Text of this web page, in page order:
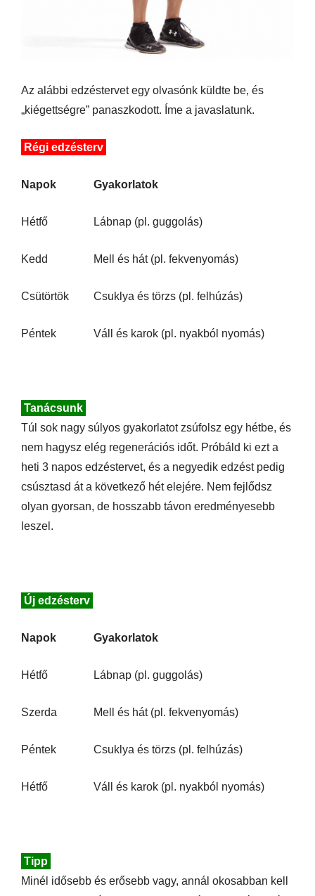
Az alábbi edzéstervet egy olvasónk küldte be, és
„kiégettségre” panaszkodott. Íme a javaslatunk.
Régi edzésterv
Napok Gyakorlatok
Hétfő Lábnap (pl. guggolás)
Kedd Mell és hát (pl. fekvenyomás)
Csütörtök Csuklya és törzs (pl. felhúzás)
Péntek Váll és karok (pl. nyakból nyomás)
Tanácsunk
Túl sok nagy súlyos gyakorlatot zsúfolsz egy hétbe, és
nem hagysz elég regenerációs időt. Próbáld ki ezt a
heti 3 napos edzéstervet, és a negyedik edzést pedig
csúsztasd át a következő hét elejére. Nem fejlődsz
olyan gyorsan, de hosszabb távon eredményesebb
leszel.
Új edzésterv
Napok Gyakorlatok
Hétfő Lábnap (pl. guggolás)
Szerda Mell és hát (pl. fekvenyomás)
Péntek Csuklya és törzs (pl. felhúzás)
Hétfő Váll és karok (pl. nyakból nyomás)
Tipp
Minél idősebb és erősebb vagy, annál okosabban kell